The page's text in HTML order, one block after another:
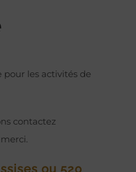
pour les activités de
contactez
ou 520